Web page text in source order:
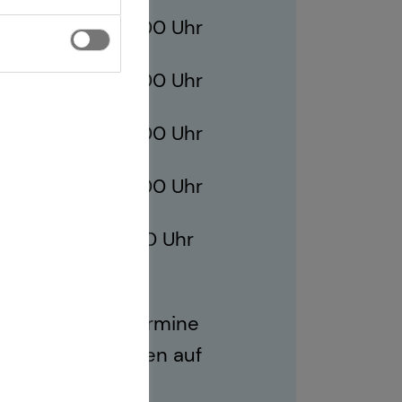
09:00 - 21:00 Uhr
09:00 - 21:00 Uhr
09:00 - 21:00 Uhr
09:00 - 21:00 Uhr
13:00 - 17:00 Uhr
sind auch Termine
Geschäftszeiten auf